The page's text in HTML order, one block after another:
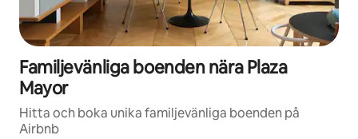
Familjevänliga boenden nära Plaza
Mayor
Hitta och boka unika familjevänliga boenden på
Airbnb